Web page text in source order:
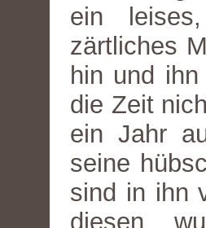
ein
zärtliches
hin und
die Zeit
ein Jahr
seine
sind in ihn
diesen